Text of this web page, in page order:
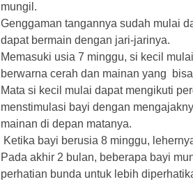
mungil.
Genggaman tangannya sudah mulai
dapat bermain dengan jari-jarinya.
Memasuki usia 7 minggu, si kecil
berwarna cerah dan mainan yang
Mata si kecil mulai dapat mengikuti
menstimulasi bayi dengan
mainan di depan matanya.
Ketika bayi berusia 8 minggu,
Pada akhir 2 bulan, beberapa bayi
perhatian bunda untuk lebih